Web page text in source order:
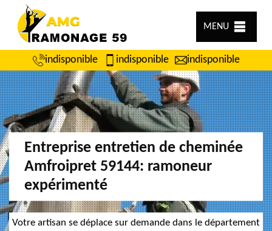
MENU
indisponible indisponible indisponible
Entreprise entretien de cheminée
Amfroipret 59144: ramoneur
expérimenté
Votre artisan se déplace sur demande dans le département